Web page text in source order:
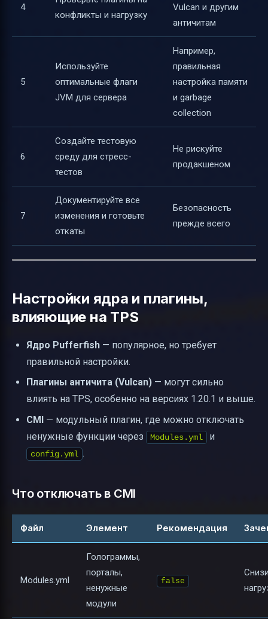
4
конфликты и нагрузку
Vulcan и другим
античитам
5
Используйте
оптимальные флаги
JVM для сервера
Например,
правильная
настройка памяти
и garbage
collection
6
Создайте тестовую
среду для стресс-
тестов
Не рискуйте
продакшеном
7
Документируйте все
изменения и готовьте
откаты
Безопасность
прежде всего
Настройки ядра и плагины,
влияющие на TPS
Ядро Pufferfish — популярное, но требует
правильной настройки.
Плагины античита (Vulcan) — могут сильно
влиять на TPS, особенно на версиях 1.20.1 и выше.
CMI — модульный плагин, где можно отключать
ненужные функции через
Modules.yml и
config.yml .
Что отключать в CMI
Файл Элемент Рекомендация
Modules.yml
Голограммы,
порталы,
ненужные
модули
false